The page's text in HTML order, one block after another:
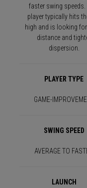
faster swing speeds.
player typically hits
high and is looking
distance and
dispersion.
PLAYER TYPE
GAME-
SWING SPEED
AVERAGE TO
LAUNCH